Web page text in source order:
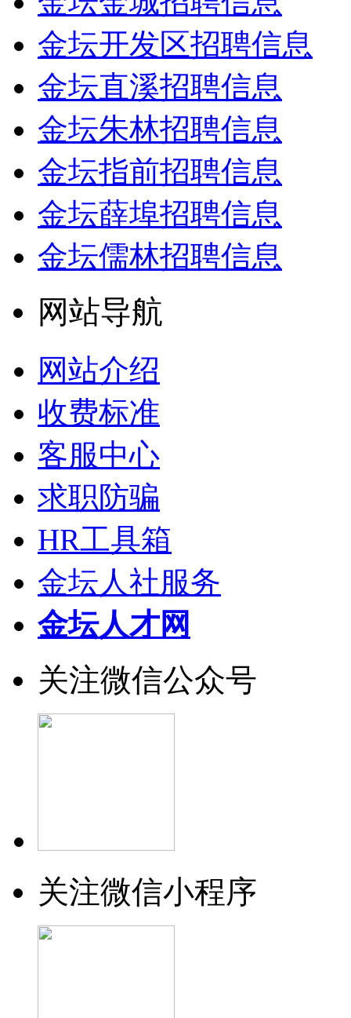
金坛开发区招聘信息
金坛直溪招聘信息
金坛朱林招聘信息
金坛指前招聘信息
金坛薛埠招聘信息
金坛儒林招聘信息
网站导航
网站介绍
收费标准
客服中心
求职防骗
HR工具箱
金坛人社服务
金坛人才网
关注微信公众号
关注微信小程序